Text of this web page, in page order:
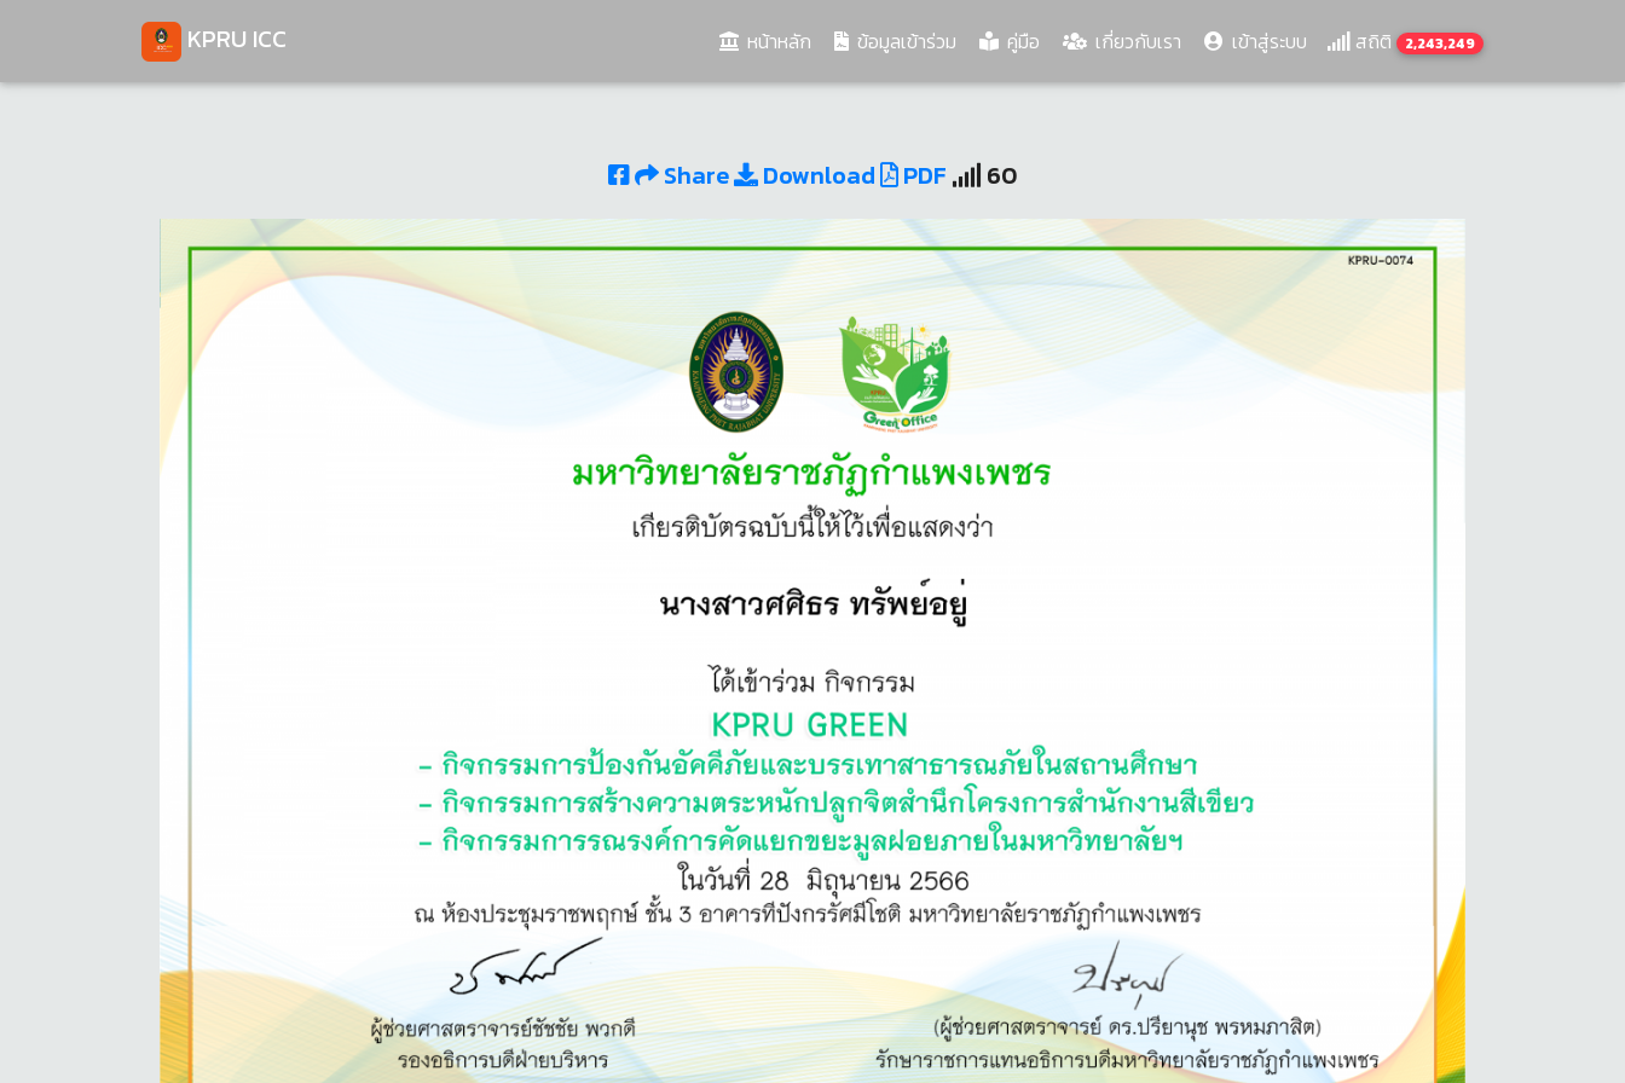
KPRU ICC หน้าหลัก(current)ข้อมูลเข้าร่วม คู่มือ เกี่ยวกับเรา เข้าสู่ระบบ สถิติ 2,243,249
Share Download PDF 60